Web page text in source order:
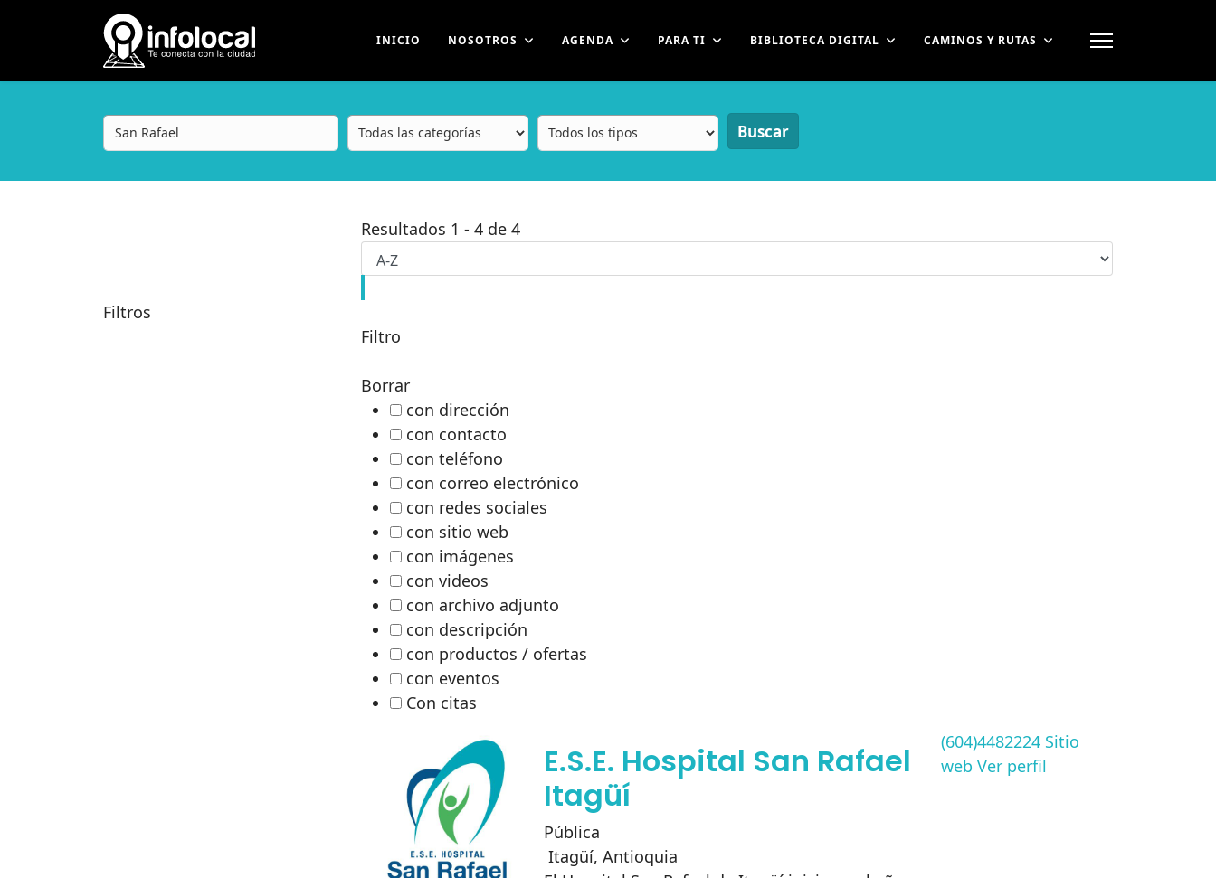
INICIO NOSOTROS AGENDA PARA TI BIBLIOTECA DIGITAL CAMINOS Y RUTAS
Buscar
Resultados 1 - 4 de 4
Filtros
Filtro
Borrar
con dirección
con contacto
con teléfono
con correo electrónico
con redes sociales
con sitio web
con imágenes
con videos
con archivo adjunto
con descripción
con productos / ofertas
con eventos
Con citas
E.S.E. Hospital San Rafael
Itagüí
Pública
Itagüí, Antioquia
(604)4482224 Sitio
web Ver perfil